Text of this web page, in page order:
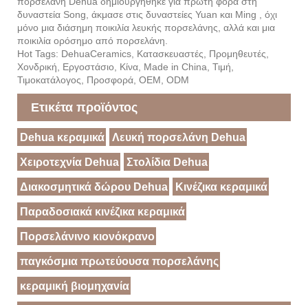
δυναστεία Song, άκμασε στις δυναστείες Yuan και Ming , όχι
μόνο μια διάσημη ποικιλία λευκής πορσελάνης, αλλά και μια
ποικιλία ορόσημο από πορσελάνη.
Hot Tags: DehuaCeramics, Κατασκευαστές, Προμηθευτές,
Χονδρική, Εργοστάσιο, Κίνα, Made in China, Τιμή,
Τιμοκατάλογος, Προσφορά, OEM, ODM
Ετικέτα προϊόντος
Dehua κεραμικά Λευκή πορσελάνη Dehua
Χειροτεχνία Dehua Στολίδια Dehua
Διακοσμητικά δώρου Dehua Κινέζικα κεραμικά
Παραδοσιακά κινέζικα κεραμικά
Πορσελάνινο κιονόκρανο
παγκόσμια πρωτεύουσα πορσελάνης
κεραμική βιομηχανία